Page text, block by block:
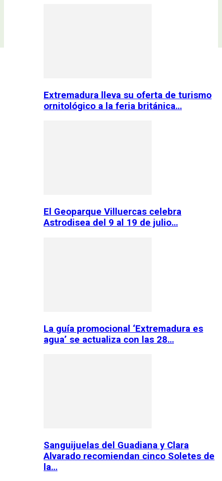
Extremadura lleva su oferta de turismo
ornitológico a la feria británica…
El Geoparque Villuercas celebra
Astrodisea del 9 al 19 de julio…
La guía promocional ‘Extremadura es
agua’ se actualiza con las 28…
Sanguijuelas del Guadiana y Clara
Alvarado recomiendan cinco Soletes de
la…